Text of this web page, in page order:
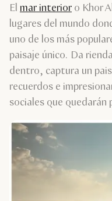
El mar interior o Khor
lugares del mundo
uno de los más
paisaje único. Da
dentro, captura un
recuerdos e
sociales que quedarán